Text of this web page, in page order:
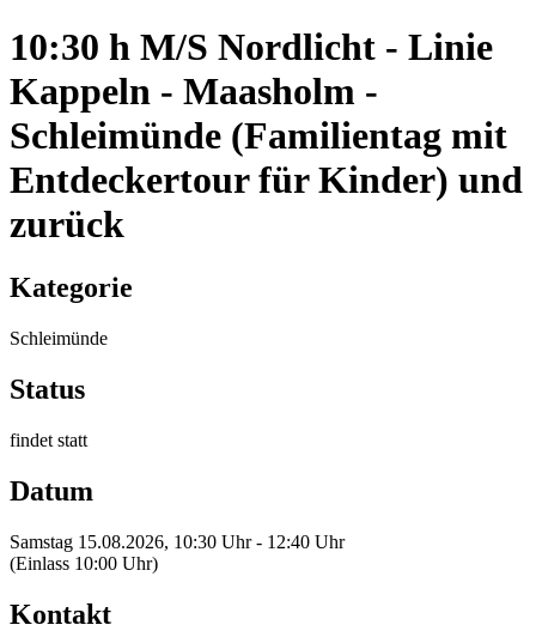
10:30 h M/S Nordlicht - Linie
Kappeln - Maasholm -
Schleimünde (Familientag mit
Entdeckertour für Kinder) und
zurück
Kategorie
Schleimünde
Status
findet statt
Datum
Samstag 15.08.2026, 10:30 Uhr - 12:40 Uhr
(Einlass 10:00 Uhr)
Kontakt